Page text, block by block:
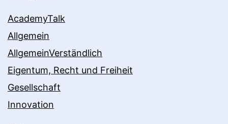
AcademyTalk
Allgemein
AllgemeinVerständlich
Eigentum, Recht und Freiheit
Gesellschaft
Innovation